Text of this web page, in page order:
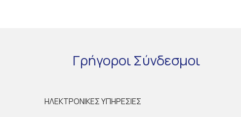
ΓρήγοροιΣύνδεσμοι
ΗΛΕΚΤΡΟΝΙΚΕΣ ΥΠΗΡΕΣΙΕΣ